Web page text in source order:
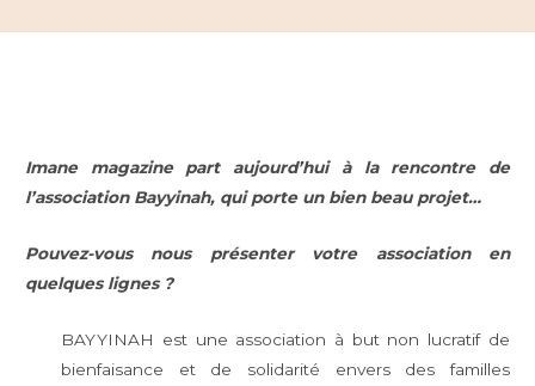
Imane magazine part aujourd’hui à la rencontre de
l’association Bayyinah, qui porte un bien beau projet…
Pouvez-vous nous présenter votre association en
quelques lignes ?
BAYYINAH est une association à but non lucratif de
bienfaisance et de solidarité envers des familles